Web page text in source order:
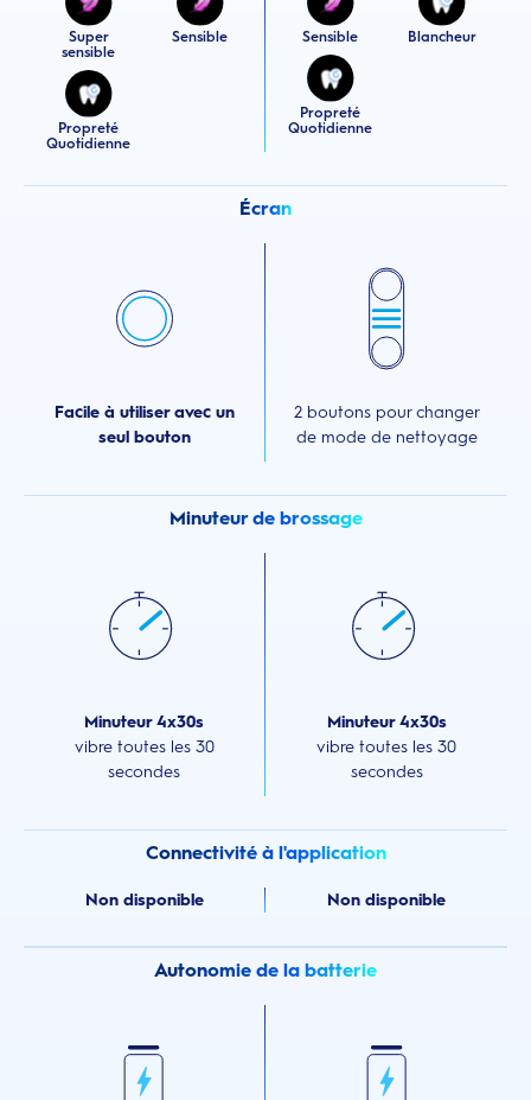
Super
sensible
Sensible
Propreté
Quotidienne
Sensible Blancheur
Propreté
Quotidienne
Écran
Facile à utiliser avec un
seul bouton
2 boutons pour changer
de mode de nettoyage
Minuteur de brossage
Minuteur 4x30s
vibre toutes les 30
secondes
Minuteur 4x30s
vibre toutes les 30
secondes
Connectivité à l'application
Non disponible Non disponible
Autonomie de la batterie